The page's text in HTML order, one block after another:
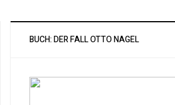
BUCH: DER FALL OTTO NAGEL